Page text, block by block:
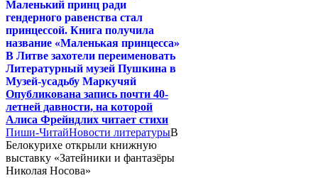
Маленький принц ради
гендерного равенства стал
принцессой. Книга получила
название «Маленькая принцесса»
В Литве захотели переименовать
Литературный музей Пушкина в
Музей-усадьбу Маркучяй
Опубликована запись почти 40-
летней давности, на которой
Алиса Фрейндлих читает стихи
Пиши-ЧитайНовости литературыВ
Белокурихе открыли книжную
выставку «Затейники и фантазёры
Николая Носова»